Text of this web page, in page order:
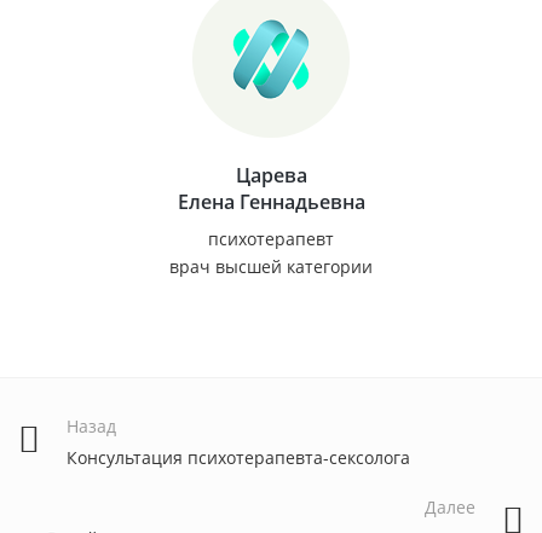
Царева
Елена Геннадьевна
психотерапевт
врач высшей категории
Назад
Консультация психотерапевта-сексолога
Далее